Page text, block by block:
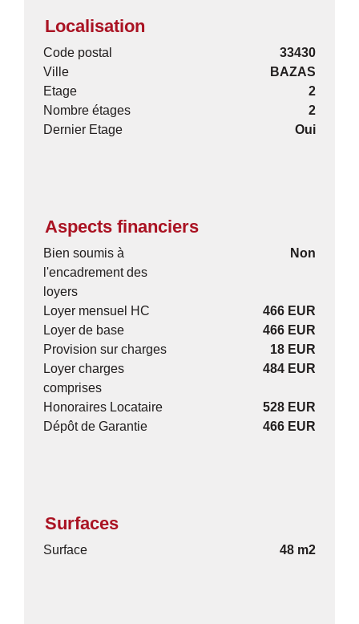
Localisation
Code postal
33430
Ville
BAZAS
Etage
2
Nombre étages
2
Dernier Etage
Oui
Aspects financiers
Bien soumis à
l'encadrement des
loyers
Non
Loyer mensuel HC
466 EUR
Loyer de base
466 EUR
Provision sur charges
18 EUR
Loyer charges
comprises
484 EUR
Honoraires Locataire
528 EUR
Dépôt de Garantie
466 EUR
Surfaces
Surface 48 m2